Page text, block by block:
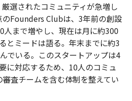
選されたコミュニティが急増し
Founders Clubは、3年前の創設
人まで増やし、現在は月に約300
とミードは語る。年末までに約3
でいる。このスタートアップは4
に対応するため、10人のコミュ
査チームを含む体制を整えてい